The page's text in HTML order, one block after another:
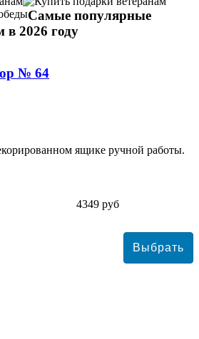
Самые популярные
в 2026 году
№ 64
ящике ручной работы.
4349 руб